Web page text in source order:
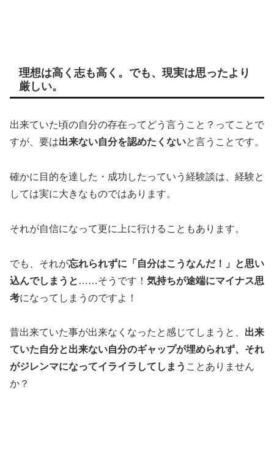
理想は高く志も高く。でも、現実は思ったより
厳しい。
出来ていた頃の自分の存在ってどう言うこと？ってことで
すが、要は出来ない自分を認めたくないと言うことです。
確かに目的を達した・成功したっていう経験談は、経験と
しては実に大きなものではあります。
それが自信になって更に上に行けることもあります。
でも、それが忘れられずに「自分はこうなんだ！」と思い
込んでしまうと ……そうです！ 気持ちが途端にマイナス思
考になってしまうのですよ！
昔出来ていた事が出来なくなったと感じてしまうと、 出来
ていた自分と出来ない自分のギャップが埋められず、それ
がジレンマになってイライラしてしまう ことありません
か？